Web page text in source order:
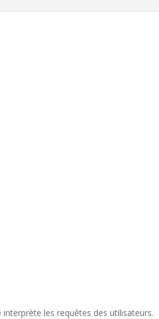
les requêtes des utilisateurs.